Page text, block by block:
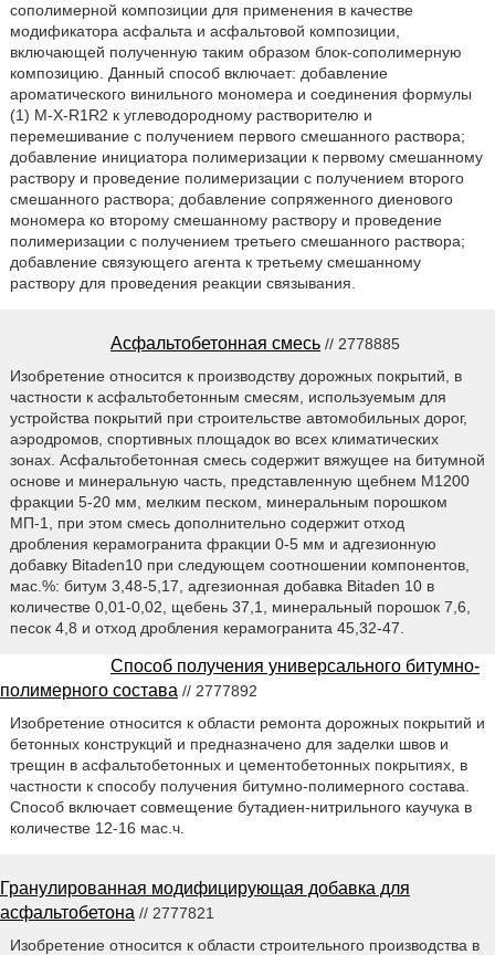
сополимерной композиции для применения в качестве
модификатора асфальта и асфальтовой композиции,
включающей полученную таким образом блок-сополимерную
композицию. Данный способ включает: добавление
ароматического винильного мономера и соединения формулы
(1) M-X-R1R2 к углеводородному растворителю и
перемешивание с получением первого смешанного раствора;
добавление инициатора полимеризации к первому смешанному
раствору и проведение полимеризации с получением второго
смешанного раствора; добавление сопряженного диенового
мономера ко второму смешанному раствору и проведение
полимеризации с получением третьего смешанного раствора;
добавление связующего агента к третьему смешанному
раствору для проведения реакции связывания.
Асфальтобетонная смесь // 2778885
Изобретение относится к производству дорожных покрытий, в
частности к асфальтобетонным смесям, используемым для
устройства покрытий при строительстве автомобильных дорог,
аэродромов, спортивных площадок во всех климатических
зонах. Асфальтобетонная смесь содержит вяжущее на битумной
основе и минеральную часть, представленную щебнем M1200
фракции 5-20 мм, мелким песком, минеральным порошком
МП-1, при этом смесь дополнительно содержит отход
дробления керамогранита фракции 0-5 мм и адгезионную
добавку Bitaden10 при следующем соотношении компонентов,
мас.%: битум 3,48-5,17, адгезионная добавка Bitaden 10 в
количестве 0,01-0,02, щебень 37,1, минеральный порошок 7,6,
песок 4,8 и отход дробления керамогранита 45,32-47.
Способ получения универсального битумно-
полимерного состава // 2777892
Изобретение относится к области ремонта дорожных покрытий и
бетонных конструкций и предназначено для заделки швов и
трещин в асфальтобетонных и цементобетонных покрытиях, в
частности к способу получения битумно-полимерного состава.
Способ включает совмещение бутадиен-нитрильного каучука в
количестве 12-16 мас.ч.
Гранулированная модифицирующая добавка для
асфальтобетона // 2777821
Изобретение относится к области строительного производства в